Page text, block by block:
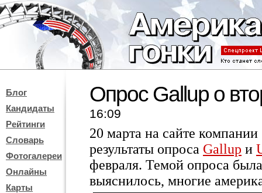
Блог
Кандидаты
Рейтинги
Словарь
Фотогалереи
Онлайны
Карты
Опрос Gallup о
16:09
20 марта на сайте
результаты опроса Gallup и
февраля. Темой опроса
выяснилось, многие